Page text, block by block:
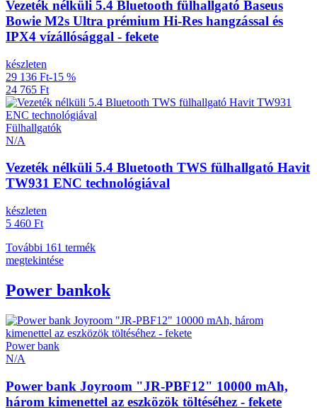
Vezeték nélküli 5.4 Bluetooth fülhallgató Baseus
Bowie M2s Ultra prémium Hi-Res hangzással és
IPX4 vízállósággal - fekete
készleten
29 136 Ft-15 %
24 765 Ft
Fülhallgatók
N/A
Vezeték nélküli 5.4 Bluetooth TWS fülhallgató Havit
TW931 ENC technológiával
készleten
5 460 Ft
További 161 termék
megtekintése
Power bankok
Power bank
N/A
Power bank Joyroom "JR-PBF12" 10000 mAh,
három kimenettel az eszközök töltéséhez - fekete